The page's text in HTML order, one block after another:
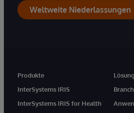
Weltweite Niederlassungen
Produkte
InterSystems IRIS
InterSystems IRIS for Health